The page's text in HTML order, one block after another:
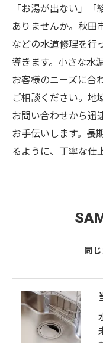
「お湯が出ない」
ありませんか。秋田
などの水道修理を行
導きます。小さな水
お客様のニーズに合
ご相談ください。地
お問い合わせから迅
お手伝いします。長
るように、丁寧な仕
同